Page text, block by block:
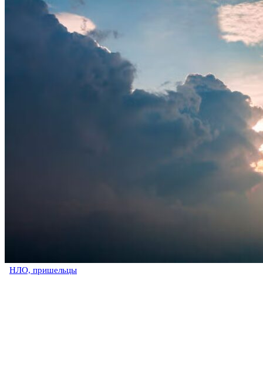
НЛО, пришельцы